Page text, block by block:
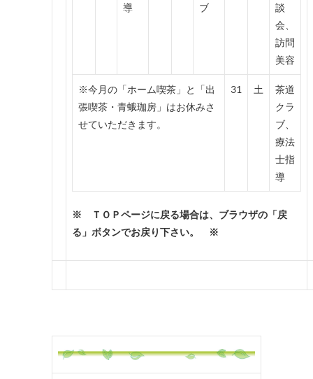
導
ブ
談
会、
訪問
美容
※今月の「ホーム喫茶」と「出
張喫茶・青蛾珈房」はお休みさ
せていただきます。
31 土
茶道
クラ
ブ、
療法
士指
導
※ ＴＯＰページに戻る場合は、ブラウザの「戻
る」ボタンでお戻り下さい。 ※